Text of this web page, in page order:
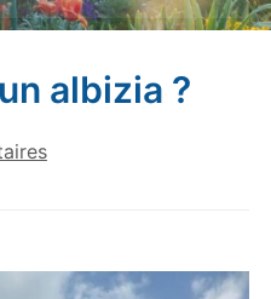
albizia ?
sur
un